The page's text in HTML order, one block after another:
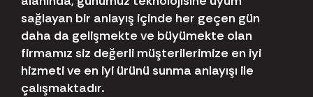
sağlayan bir anlayış içinde her geçen gün
daha da gelişmekte ve büyümekte olan
firmamız siz değerli müşterilerimize en iyi
hizmeti ve en iyi ürünü sunma anlayışı ile
çalışmaktadır.